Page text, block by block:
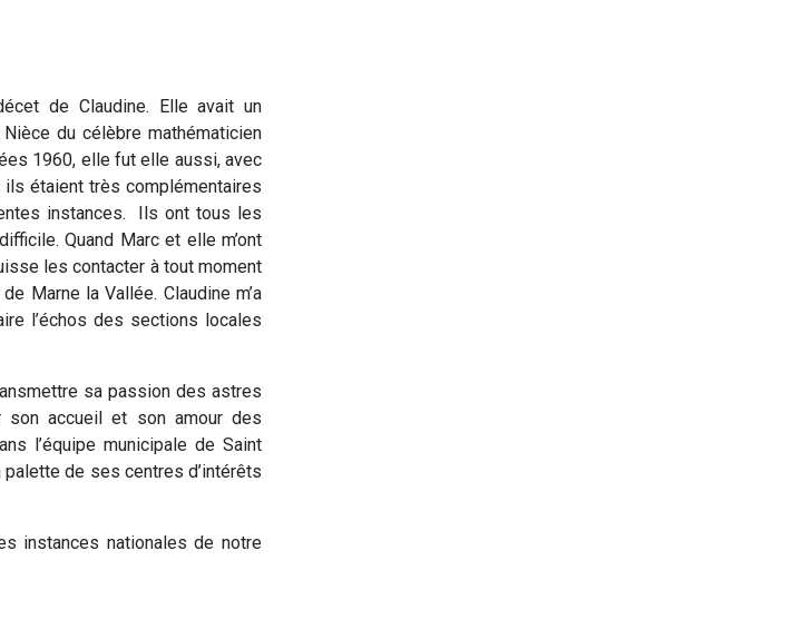
de Claudine. Elle avait un
du célèbre mathématicien
1960, elle fut elle aussi, avec
étaient très complémentaires
instances. Ils ont tous les
Quand Marc et elle m’ont
les contacter à tout moment
Marne la Vallée. Claudine m’a
l’échos des sections locales
sa passion des astres
son accueil et son amour des
l’équipe municipale de Saint
palette de ses centres d’intérêts
instances nationales de notre